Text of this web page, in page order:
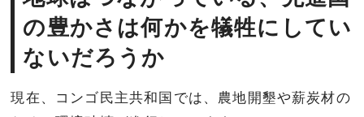
の豊かさは何かを犠牲にしてい
ないだろうか
現在、コンゴ民主共和国では、農地開墾や薪炭材の